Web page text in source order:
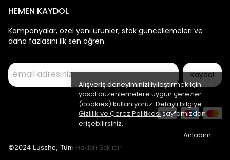
Alışveriş deneyiminizi iyileştirmek için
yasal düzenlemelere uygun çerezler
(cookies) kullanıyoruz. Detaylı bilgiye
Gizlilik ve Çerez Politikasısayfamızdan
erişebilirsiniz.
Anladım
HEMEN KAYDOL
Kampanyalar, özel yeni ürünler, stok güncellemeleri ve
daha fazlasını ilk sen öğren.
Kaydol
©2024 Lussho, Tüm Hakları Saklıdır